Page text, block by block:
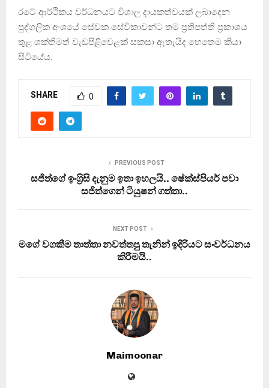
රටේ ආර්ථිකය වර්ධනයට විශාල දායකත්වයක් ලබාදෙන
පුද්ගලික අංශයේ සේවක සේවිකාවන්ට තම ප්‍රතිපත්ති ප්‍රකාශය
තුළ ශක්තිමත් වැඩපිළිවෙළක් සකසා ඇතැයිද හෙතෙම කියා
සිටියේය.
SHARE 0
PREVIOUS POST
සජිත්ගේ ඉංග‍්‍රිසි දැනුම ඉතා ඉහලයි.. ෂේක්ස්පියර් පවා
සජිත්ගෙන් ටියුෂන් ගත්තා..
NEXT POST
මගේ වගකීම තාත්තා නවත්තපු තැනින් ඉදිරියට සංවර්ධනය
කිරීමයි..
Maimoonar